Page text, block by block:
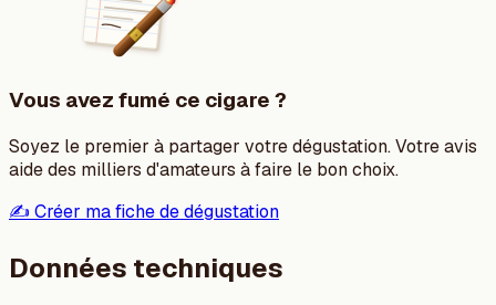
Vous avez fumé ce cigare ?
Soyez le premier à partager votre dégustation. Votre avis
aide des milliers d'amateurs à faire le bon choix.
✍️ Créer ma fiche de dégustation
Données techniques